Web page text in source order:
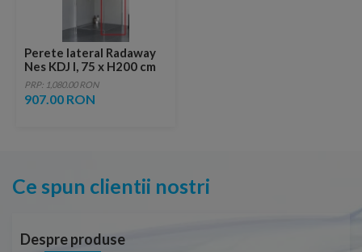
Perete lateral Radaway
Nes KDJ I, 75 x H200 cm
PRP: 1,080.00 RON
907.00 RON
Ce spun clientii nostri
Despre produse